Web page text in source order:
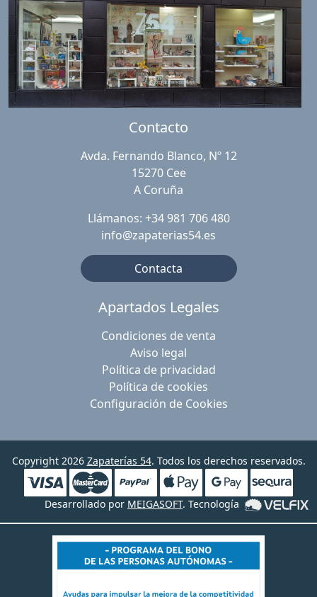
Contacto
Avda. Fernando Blanco, Nº 12
15270 Cee
A Coruña
Llámanos: +34 981 706 480
info@zapaterias54.es
Contacta
Apartados Legales
Condiciones de venta
Aviso legal
Política de privacidad
Política de cookies
Configuración de Cookies
Copyright 2026 Zapaterías 54. Todos los derechos reservados.
Desarrollado por MEIGASOFT. Tecnología